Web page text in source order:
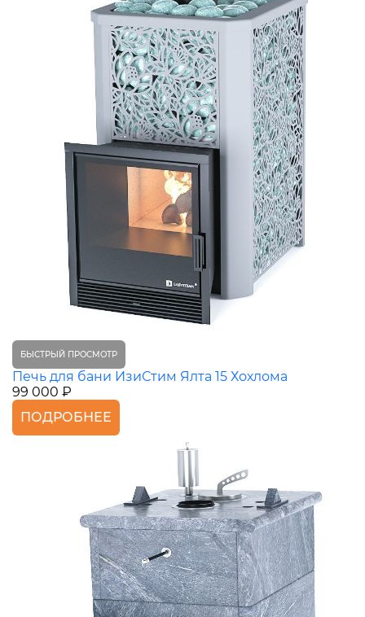
БЫСТРЫЙ ПРОСМОТР
Печь для бани ИзиСтим Ялта 15 Хохлома
99 000 ₽
ПОДРОБНЕЕ